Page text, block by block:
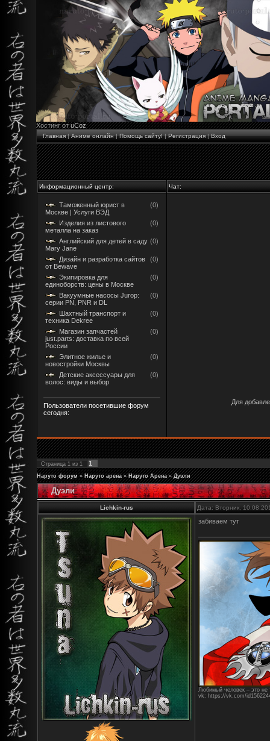
Хостинг отuCoz
Главная|Аниме онлайн|Помощь сайту!|Регистрация|Вход
Информационный центр: Чат:
Таможенный юрист в
Москве | Услуги ВЭД
(0)
Изделия из листового
металла на заказ
(0)
Английский для детей в саду
Mary Jane
(0)
Дизайн и разработка сайтов
от Bewave
(0)
Экипировка для
единоборств: цены в Москве
(0)
Вакуумные насосы Jurop:
серии PN, PNR и DL
(0)
Шахтный транспорт и
техника Dekree
(0)
Магазин запчастей
just.parts: доставка по всей
России
(0)
Элитное жилье и
новостройки Москвы
(0)
Детские аксессуары для
волос: виды и выбор
(0)
Пользователи посетившие форум
сегодня:
Для
Страница 1 из 1 1
Наруто форум » Наруто арена » Наруто Арена » Дуэли
Дуэли
Lichkin-rus Дата: Вторник,
забиваем тут
Любимый человек – это не
vk: https://vk.com/